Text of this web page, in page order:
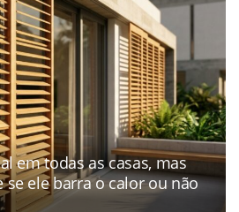
em todas as casas, mas
ele barra o calor ou não